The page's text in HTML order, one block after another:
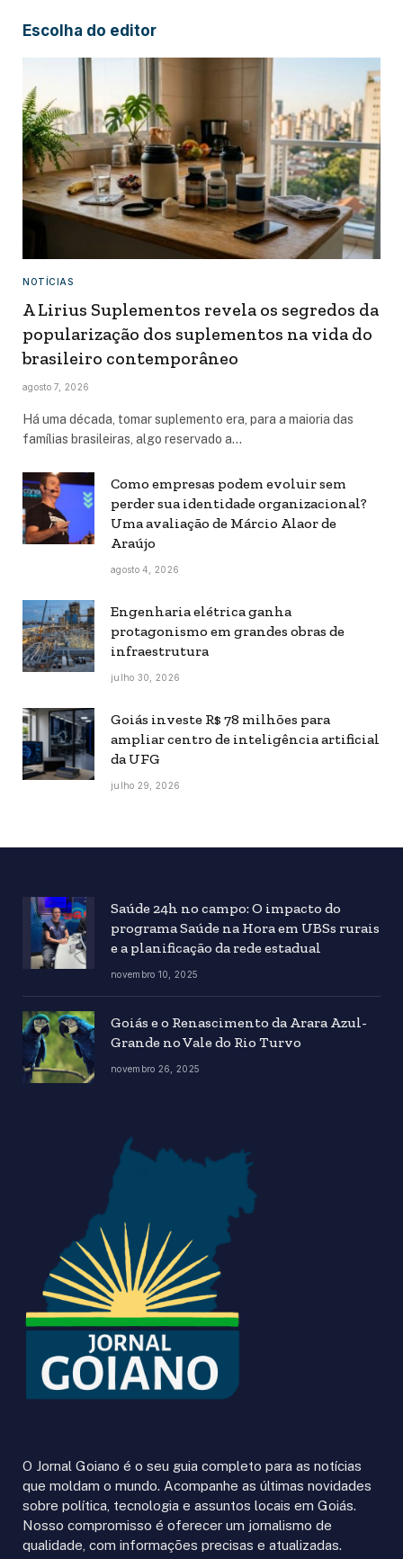
Escolha do editor
NOTÍCIAS
A Lirius Suplementos revela os segredos da
popularização dos suplementos na vida do
brasileiro contemporâneo
agosto 7, 2026
Há uma década, tomar suplemento era, para a maioria das
famílias brasileiras, algo reservado a…
Como empresas podem evoluir sem
perder sua identidade organizacional?
Uma avaliação de Márcio Alaor de
Araújo
agosto 4, 2026
Engenharia elétrica ganha
protagonismo em grandes obras de
infraestrutura
julho 30, 2026
Goiás investe R$ 78 milhões para
ampliar centro de inteligência artificial
da UFG
julho 29, 2026
Saúde 24h no campo: O impacto do
programa Saúde na Hora em UBSs rurais
e a planificação da rede estadual
novembro 10, 2025
Goiás e o Renascimento da Arara Azul-
Grande no Vale do Rio Turvo
novembro 26, 2025
O Jornal Goiano é o seu guia completo para as notícias
que moldam o mundo. Acompanhe as últimas novidades
sobre política, tecnologia e assuntos locais em Goiás.
Nosso compromisso é oferecer um jornalismo de
qualidade, com informações precisas e atualizadas.